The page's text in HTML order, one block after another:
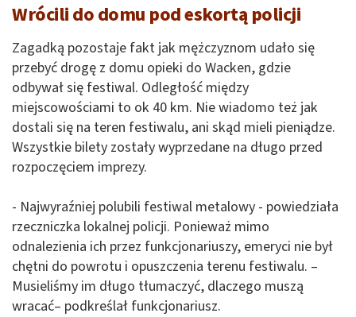
Wrócili do domu pod eskortą policji
Zagadką pozostaje fakt jak mężczyznom udało się
przebyć drogę z domu opieki do Wacken, gdzie
odbywał się festiwal. Odległość między
miejscowościami to ok 40 km. Nie wiadomo też jak
dostali się na teren festiwalu, ani skąd mieli pieniądze.
Wszystkie bilety zostały wyprzedane na długo przed
rozpoczęciem imprezy.
- Najwyraźniej polubili festiwal metalowy - powiedziała
rzeczniczka lokalnej policji. Ponieważ mimo
odnalezienia ich przez funkcjonariuszy, emeryci nie był
chętni do powrotu i opuszczenia terenu festiwalu. –
Musieliśmy im długo tłumaczyć, dlaczego muszą
wracać– podkreślał funkcjonariusz.